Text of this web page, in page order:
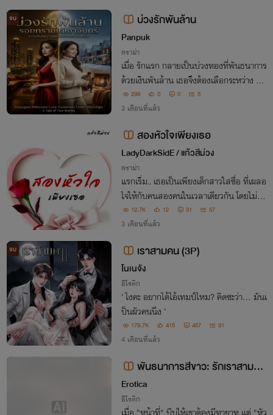
จบ บ่วงรักพันล้าน
Panpuk
ดราม่า
เมื่อ รักแรก กลายเป็นบ่วงทองที่พันธนาการ
ด้วยเงินพันล้าน เธอจึงต้องเลือกระหว่าง คว
ามถูกต้อง ที่หนาวเหน็บ หรือ ความใคร่ ที่แ
ผดเผาครอบครัวให้เป็นจุล
299 0 0 5
3 เดือนที่แล้ว
สองหัวใจเพียงเธอ
LadyDarkSidE / แก้วสีม่วง
ดราม่า
แรกเริ่ม.. เธอเป็นเพียงเด็กสาวใสซื่อ ที่เผลอ
ใจให้กับคนสองคนในเวลาเดียวกัน โดยไม่รู้เ
ลยว่า พวกเขา.. มองค่าความรักของเธอ.. เป็
นเพียงแค่เรื่องสนุกเท่านั้น
12.7K 12 31 57
3 เดือนที่แล้ว
จบ เราสามคน (3P)
โนเนจัง
อีโรติก
‘ ไงคะ อยากได้ไอ้เทมป์ไหม? คิดซะว่า... มันเ
ป็นผัวคนนึง ’
179.7K 415 457 31
4 เดือนที่แล้ว
พันธนาการสีขาว: รักเราสามคน
(The Bond of Us)
Erotica
อีโรติก